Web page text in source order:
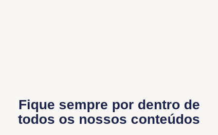
Fique sempre por dentro de
todos os nossos conteúdos